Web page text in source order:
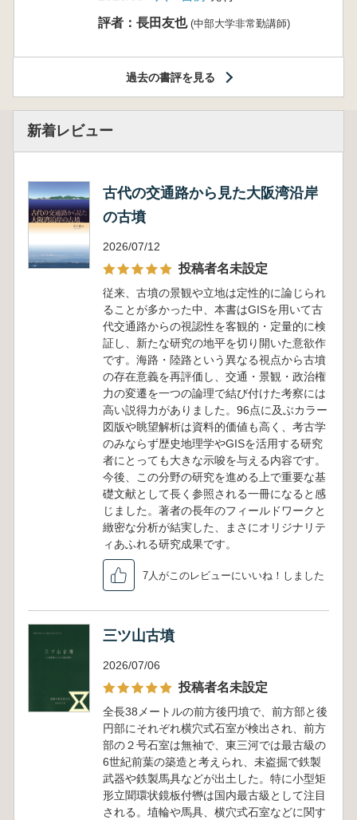
評者：長田友也 (中部大学非常勤講師)
過去の書評を見る
新着レビュー
古代の交通路から見た大阪湾沿岸
の古墳
2026/07/12
投稿者名未設定
従来、古墳の景観や立地は定性的に論じられ
ることが多かった中、本書はGISを用いて古
代交通路からの視認性を客観的・定量的に検
証し、新たな研究の地平を切り開いた意欲作
です。海路・陸路という異なる視点から古墳
の存在意義を再評価し、交通・景観・政治権
力の変遷を一つの論理で結び付けた考察には
高い説得力がありました。96点に及ぶカラー
図版や眺望解析は資料的価値も高く、考古学
のみならず歴史地理学やGISを活用する研究
者にとっても大きな示唆を与える内容です。
今後、この分野の研究を進める上で重要な基
礎文献として長く参照される一冊になると感
じました。著者の長年のフィールドワークと
緻密な分析が結実した、まさにオリジナリテ
ィあふれる研究成果です。
7人がこのレビューにいいね！しました
三ツ山古墳
2026/07/06
投稿者名未設定
全長38メートルの前方後円墳で、前方部と後
円部にそれぞれ横穴式石室が検出され、前方
部の２号石室は無袖で、東三河では最古級の
6世紀前葉の築造と考えられ、未盗掘で鉄製
武器や鉄製馬具などが出土した。特に小型矩
形立聞環状鏡板付轡は国内最古級として注目
される。埴輪や馬具、横穴式石室などに関す